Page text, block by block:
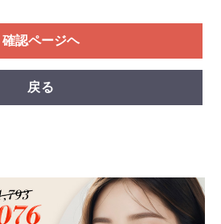
確認ページヘ
戻る